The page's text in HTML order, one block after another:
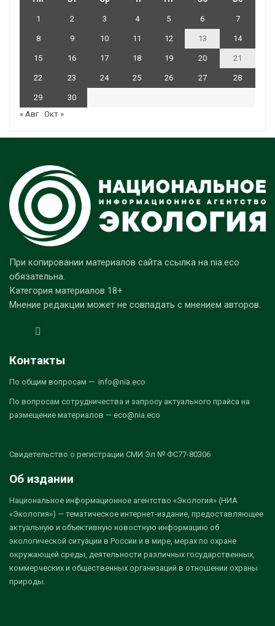
1 2 3 4 5 6 7
8 9 10 11 12 13 14
15 16 17 18 19 20 21
22 23 24 25 26 27 28
29
30
« Авг Окт »
При копировании материалов сайта ссылка на nia.eco
обязательна.
Категория материалов 18+
Мнение редакции может не совпадать с мнением авторов.
Контакты
По общим вопросам — info@nia.eco
По вопросам сотрудничества и запросу актуального прайса на
размещение материалов — eco@nia.eco
Свидетельство о регистрации СМИ Эл № ФС77-80306
Об издании
Национальное информационное агентство «Экология» (НИА
«Экология») — тематическое интернет-издание, предоставляющее
актуальную и объективную новостную информацию об
экологической ситуации в России и в мире, мерах по охране
окружающей среды, деятельности различных государственных,
коммерческих и общественных организаций в отношении охраны
природы.